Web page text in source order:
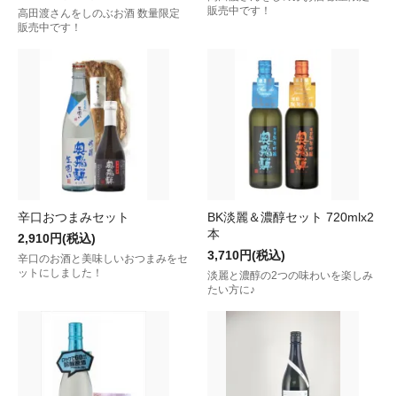
高田渡さんをしのぶお酒 数量限定
販売中です！
販売中です！
辛口おつまみセット
2,910円(税込)
辛口のお酒と美味しいおつまみをセ
ットにしました！
BK淡麗＆濃醇セット 720mlx2
本
3,710円(税込)
淡麗と濃醇の2つの味わいを楽しみ
たい方に♪